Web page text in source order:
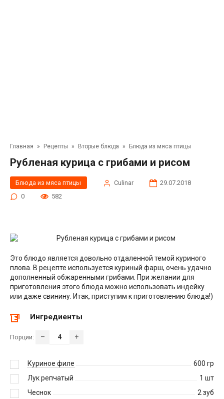
Главная » Рецепты » Вторые блюда » Блюда из мяса птицы
Рубленая курица с грибами и рисом
Блюда из мяса птицы Сulinar
29.07.2018
0
582
Это блюдо является довольно отдаленной темой куриного
плова. В рецепте используется куриный фарш, очень удачно
дополненный обжаренными грибами. При желании для
приготовления этого блюда можно использовать индейку
или даже свинину. Итак, приступим к приготовлению блюда!)
Ингредиенты
Порции: – +
Куриное филе 600 гр
Лук репчатый
1 шт
Чеснок
2 зуб